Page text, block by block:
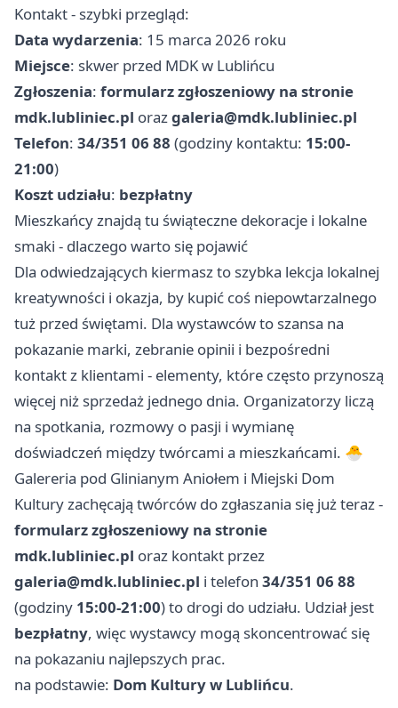
Kontakt - szybki przegląd:
Data wydarzenia: 15 marca 2026 roku
Miejsce: skwer przed MDK w Lublińcu
Zgłoszenia: formularz zgłoszeniowy na stronie
mdk.lubliniec.pl orazgaleria@mdk.lubliniec.pl
Telefon: 34/351 06 88 (godziny kontaktu: 15:00-
21:00)
Koszt udziału: bezpłatny
Mieszkańcy znajdą tu świąteczne dekoracje i lokalne
smaki - dlaczego warto się pojawić
Dla odwiedzających kiermasz to szybka lekcja lokalnej
kreatywności i okazja, by kupić coś niepowtarzalnego
tuż przed świętami. Dla wystawców to szansa na
pokazanie marki, zebranie opinii i bezpośredni
kontakt z klientami - elementy, które często przynoszą
więcej niż sprzedaż jednego dnia. Organizatorzy liczą
na spotkania, rozmowy o pasji i wymianę
doświadczeń między twórcami a mieszkańcami. 🐣
Galereria pod Glinianym Aniołem i Miejski Dom
Kultury zachęcają twórców do zgłaszania się już teraz -
formularz zgłoszeniowy na stronie
mdk.lubliniec.pl oraz kontakt przez
galeria@mdk.lubliniec.pl i telefon 34/351 06 88
(godziny 15:00-21:00) to drogi do udziału. Udział jest
bezpłatny, więc wystawcy mogą skoncentrować się
na pokazaniu najlepszych prac.
na podstawie: Dom Kultury w Lublińcu.